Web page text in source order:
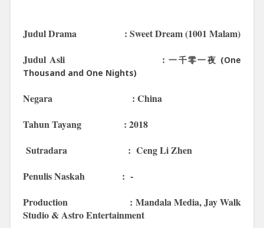
Judul Drama : Sweet Dream (1001 Malam)
Judul Asli :一千零一夜 (One
Thousand and One Nights)
Negara : China
Tahun Tayang : 2018
Sutradara : Ceng Li Zhen
Penulis Naskah : -
Production : Mandala Media, Jay Walk
Studio & Astro Entertainment